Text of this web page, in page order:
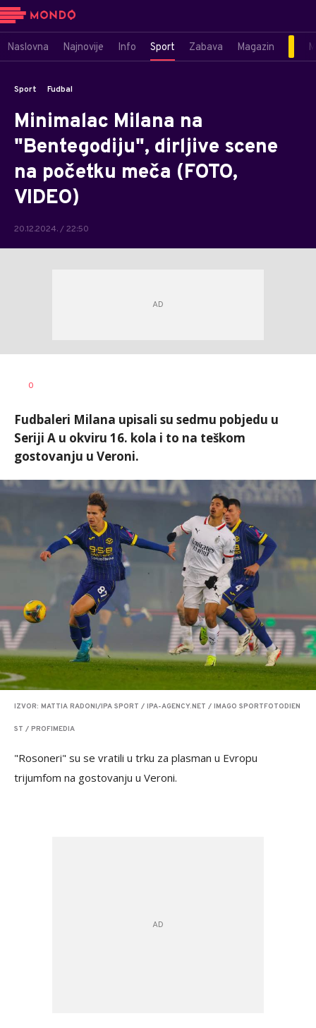
Naslovna Najnovije Info Sport Zabava Magazin
Sport Fudbal
Minimalac Milana na
"Bentegodiju", dirljive scene
na početku meča (FOTO,
VIDEO)
20.12.2024. / 22:50
AUTOR
0
Fudbaleri Milana upisali su sedmu pobjedu u
Seriji A u okviru 16. kola i to na teškom
gostovanju u Veroni.
IZVOR: MATTIA RADONI/IPA SPORT / IPA-AGENCY.NET / IMAGO SPORTFOTODIEN
ST / PROFIMEDIA
"Rosoneri" su se vratili u trku za plasman u Evropu
trijumfom na gostovanju u Veroni.